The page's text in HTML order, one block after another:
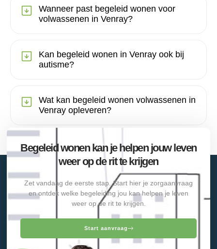
Wanneer past begeleid wonen voor
volwassenen in Venray?
Kan begeleid wonen in Venray ook bij
autisme?
Wat kan begeleid wonen volwassenen in
Venray opleveren?
Begeleid wonen kan je helpen jouw leven
weer op de rit te krijgen
Zet vandaag de eerste stap. Start hier je zorgaanvraag
en ontdek welke begeleiding jou kan helpen je leven
weer op de rit te krijgen.
Start aanvraag